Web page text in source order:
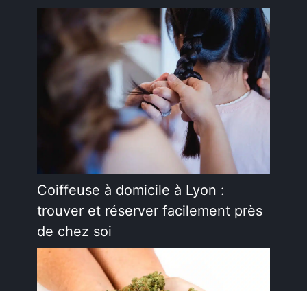
Coiffeuse à domicile à Lyon :
trouver et réserver facilement près
de chez soi